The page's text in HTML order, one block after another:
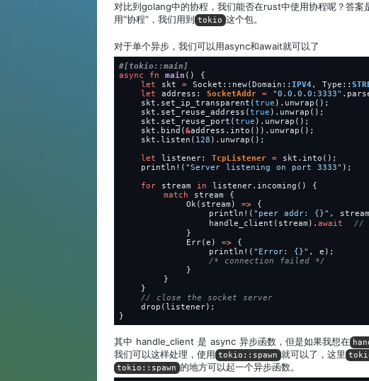
对比到golang中的协程，我们能否在rust中使用协程呢？答
用“协程”，我们用到 tokio 这个包。
对于单个异步，我们可以用async和await就可以了
#[tokio::main ]
async
fn main ()
{
let
skt = Socket::new(Domain:: IPV4, Type::
let
address: SocketAddr = "0.0.0.0:3333"
skt.set_ip_transparent(true ).unwrap();
skt.set_reuse_address(true ).unwrap();
skt.set_reuse_port(true ).unwrap();
skt.bind(&address.into()).unwrap();
skt.listen( 128 ).unwrap();
let
listener: TcpListener =
skt.into();
println! ( "Server listening on port 3333" );
for
stream in listener.incoming()
{
match
stream
{
Ok(stream)
=>
{
println! ( " peer addr: {}" ,
handle_client(stream). await
}
Err(e)
=>
{
println! ( " Error: {}" ,
e);
/* connection failed
*/
}
}
}
// close the socket server
drop(listener);
}
其中 handle_client 是 async 异步函数，但是如果我想在
我们可以这样处理，使用 tokio::spawn 就可以了，这里
tokio::spawn 的地方可以起一个异步函数。